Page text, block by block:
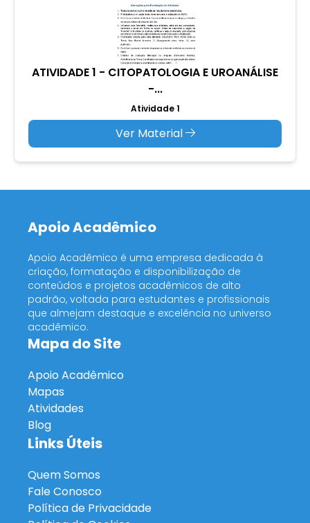
ATIVIDADE 1 - CITOPATOLOGIA E UROANÁLISE
-...
Atividade 1
Ver Material
Apoio Acadêmico
Apoio Acadêmico é uma empresa dedicada à
criação, formatação e disponibilização de
conteúdos e projetos acadêmicos de alto
padrão, voltada para estudantes e profissionais
que almejam destaque e excelência no universo
acadêmico.
Mapa do Site
Apoio Acadêmico
Mapas
Atividades
Blog
Links Úteis
Quem Somos
Fale Conosco
Política de Privacidade